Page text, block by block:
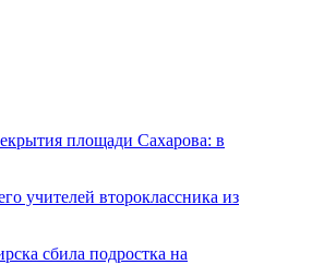
площади Сахарова: в
учителей второклассника из
сбила подростка на